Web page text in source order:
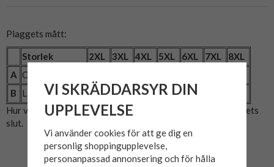
Plaggets mått:
Storlek 2XL 3XL 4XL 5XL 6XL 7XL
8XL
A Omkrets (cm)
B
Längd (cm) 78 80 81 82 85
Hur vi mätat: A= Bröstmått x2. B= Mitten av axeln till plaggets
slut.
VI SKRÄDDARSYR DIN
UPPLEVELSE
Vi använder cookies för att ge dig en
personlig shoppingupplevelse,
personanpassad annonsering och för hålla